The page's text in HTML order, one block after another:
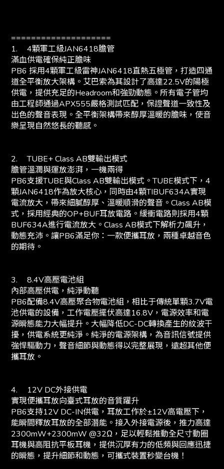
====================
1.
4顆軍工級JAN6418膽管
滿血供電確保純正膽味
PB6 採用4顆軍工級雷神JAN6418直熱五極管，打造四通
道全平衡放大架構。艾巴索為其設計了高達22.5V的陽極
供電，提供充足的Headroom和強勁動態。所有電子管均
由工程師通過APX555嚴格測試匹配，保證聲道一致性及
出色的聲音表現。全平衡架構帶來醇厚溫暖的膽味，使音
樂呈現自然悠長的聽感。
2.
TUBE+ Class AB雙輸出模式
膽管溫潤與運放澎湃，一機兩得
PB6支援TUBE與Class AB雙輸出模式。TUBE模式下，4
顆JAN6418作為放大核心，同時由4顆TIBUF634A實現
電流放大，帶來細膩醇厚、溫暖順滑的聲音。Class AB模
式，採用經典的OP+BUF耳放電路。緩衝電路則採用4顆
BUF634A進行電流放大。Class AB模式下解析力飆升，
動態充沛。讓PB6滿足你：一款便攜耳放，兩種卓越音色
的期待。
3.
8.4V高壓電池組
內部高壓供電，純淨動聽
PB6配備8.4V高壓聚合物電池組，相比于傳統單顆3.7V電
池供電的設備，工作電壓擺伏高達16.8V，電源效率和電
源瞬態能力大幅提升。大幅降低DC-DC轉換產生的紋波干
擾，供電系統更純淨。純淨的電源架構，為音訊信號提供
強悍驅動力，聲音細節與動態得以完整展現，遠超其他便
攜耳放。
4.
12V DC外接供電
實現便攜耳放向臺式耳放的音質躍升
PB6支持12V DC-IN供電，耳放工作於±12V高電壓下，
能瞬間釋放耳放的全部潛能。接入外接電源後，推力高達
2300mW+2300mW @32Ω，足以輕鬆推動全尺寸動圈
耳機與高阻抗平板耳機，提供沉厚有力的低頻與回應迅捷
的瞬態，提升細節和動態，可攜式裝置秒變台機！